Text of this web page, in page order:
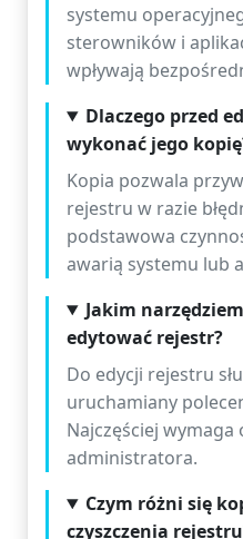
systemu
sterowników i
wpływają
Dlaczego przed
wykonać jego
Kopia pozwala
rejestru w razie
podstawowa
awarią systemu lub
Jakim
edytować rejestr?
Do edycji rejestru
uruchamiany
Najczęściej
administratora.
Czym różni się
czyszczenia